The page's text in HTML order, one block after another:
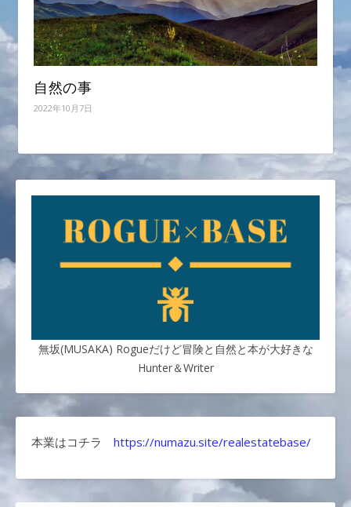
自然の事
2022年10月7日
無坂(MUSAKA) Rogueだけど冒険と自然と本が大好きな
Hunter＆Writer
本業はコチラ https://numazu.site/realestatebase/